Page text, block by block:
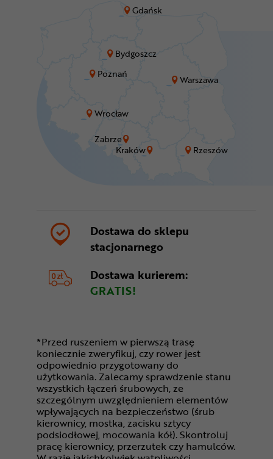
Bydgoszcz
Gdańsk
Kraków
Poznań
Rzeszów
Warszawa
Wrocław
Zabrze
Dostawa do sklepu
stacjonarnego
Dostawa kurierem:
GRATIS!
*Przed ruszeniem w pierwszą trasę
koniecznie zweryfikuj, czy rower jest
odpowiednio przygotowany do
użytkowania. Zalecamy sprawdzenie stanu
wszystkich łączeń śrubowych, ze
szczególnym uwzględnieniem elementów
wpływających na bezpieczeństwo (śrub
kierownicy, mostka, zacisku sztycy
podsiodłowej, mocowania kół). Skontroluj
pracę kierownicy, przerzutek czy hamulców.